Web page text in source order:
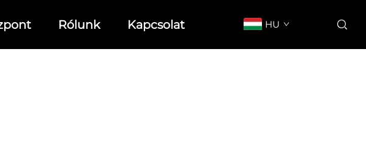
Rólunk Kapcsolat HU